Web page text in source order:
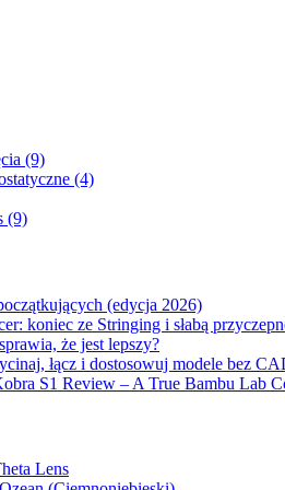
(9)
(4)
(9)
(edycja 2026)
koniec ze Stringing i słabą
że jest lepszy?
łącz i dostosowuj modele bez
S1 Review – A True Bambu Lab
Lens